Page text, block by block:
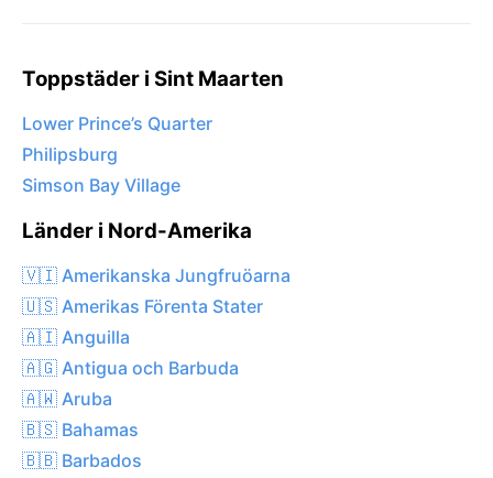
Toppstäder i Sint Maarten
Lower Prince’s Quarter
Philipsburg
Simson Bay Village
Länder i Nord-Amerika
🇻🇮 Amerikanska Jungfruöarna
🇺🇸 Amerikas Förenta Stater
🇦🇮 Anguilla
🇦🇬 Antigua och Barbuda
🇦🇼 Aruba
🇧🇸 Bahamas
🇧🇧 Barbados